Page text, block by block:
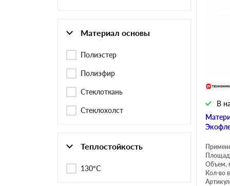
Шифер 7-
Материал основы
Полиэстер
Полиэфир
Стеклоткань
Стеклохолст
Теплостойкость
130°С
В
Объем,
Кол-во